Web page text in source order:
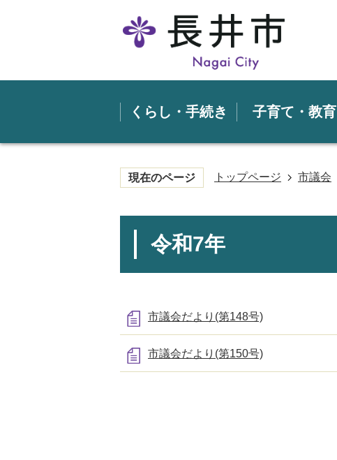
くらし・手続き 子育て・教育
現在のページ トップページ 市議会
令和7年
市議会だより(第148号)
市議会だより(第150号)